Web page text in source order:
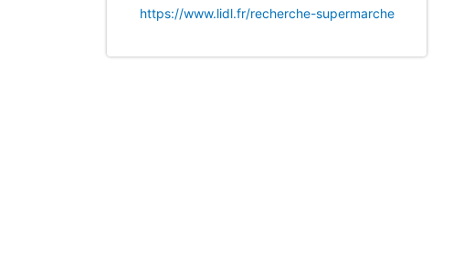
https://www.lidl.fr/recherche-supermarche